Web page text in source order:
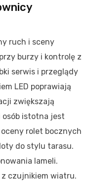
ruch i sceny
burzy i kontrolę z
serwis i przeglądy
LED poprawiają
zwiększają
osób istotna jest
rolet bocznych
do stylu tarasu.
lameli.
czujnikiem wiatru.